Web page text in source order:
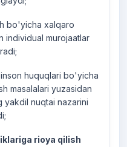
bo'yicha xalqaro
individual murojaatlar
huquqlari bo'yicha
masalalari yuzasidan
yakdil nuqtai nazarini
rioya qilish